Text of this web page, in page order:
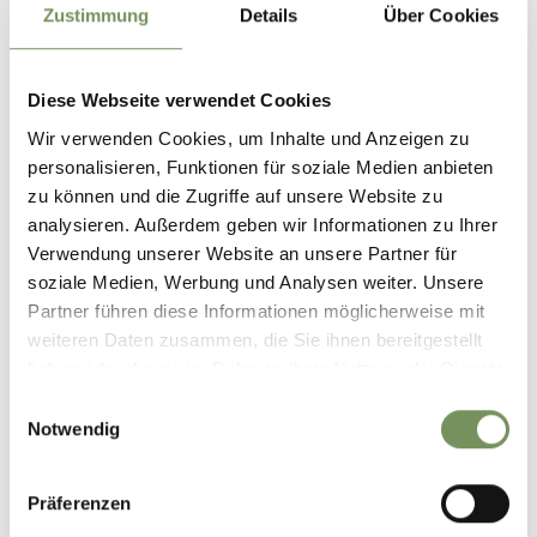
Zustimmung Details Über Cookies
Diese Webseite verwendet Cookies
Wir verwenden Cookies, um Inhalte und Anzeigen zu
personalisieren, Funktionen für soziale Medien anbieten
zu können und die Zugriffe auf unsere Website zu
analysieren. Außerdem geben wir Informationen zu Ihrer
Verwendung unserer Website an unsere Partner für
soziale Medien, Werbung und Analysen weiter. Unsere
Partner führen diese Informationen möglicherweise mit
weiteren Daten zusammen, die Sie ihnen bereitgestellt
Notwendig
Präferenzen
LEGGI DI PIÙ
HOTEL